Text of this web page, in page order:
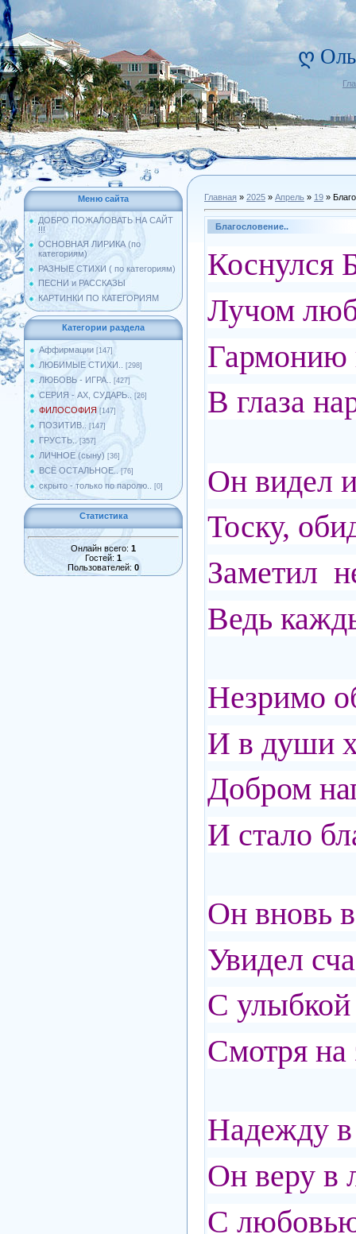
ღ
Меню сайта
ДОБРО ПОЖАЛОВАТЬ НА САЙТ
!!!
ОСНОВНАЯ ЛИРИКА (по
категориям)
РАЗНЫЕ СТИХИ ( по категориям)
ПЕСНИ и РАССКАЗЫ
КАРТИНКИ ПО КАТЕГОРИЯМ
Категории раздела
Аффирмации [147]
ЛЮБИМЫЕ СТИХИ.. [298]
ЛЮБОВЬ - ИГРА.. [427]
СЕРИЯ - АХ, СУДАРЬ.. [26]
ФИЛОСОФИЯ [147]
ПОЗИТИВ.. [147]
ГРУСТЬ.. [357]
ЛИЧНОЕ (сыну) [36]
ВСЁ ОСТАЛЬНОЕ.. [76]
скрыто - только по паролю.. [0]
Статистика
Онлайн всего: 1
Гостей: 1
Пользователей: 0
Главная » 2025 » Апрель » 19 »
Благословение..
Коснулся
Лучом
Гармонию
В глаза
Он видел
Тоску,
Заметил
Ведь
Незримо
И в души
Добром
И стало
Он вновь в
Увидел
С улыбкой
Смотря на
Надежду
Он веру в
С